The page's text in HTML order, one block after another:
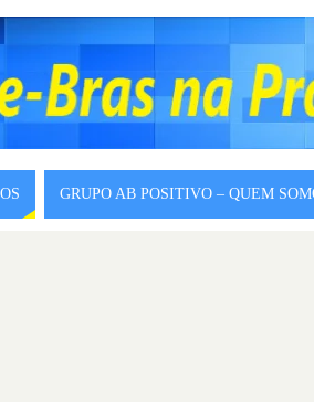
GRUPO AB POSITIVO – QUEM